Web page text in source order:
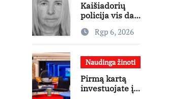
Kaišiadorių
policija vis dar
motersRgp 6, 2026
Naudinga žinoti
Pirmą kartą
investuojate į